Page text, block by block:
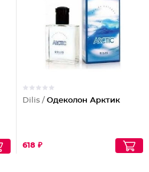
Dilis / Одеколон Арктик
618 ₽